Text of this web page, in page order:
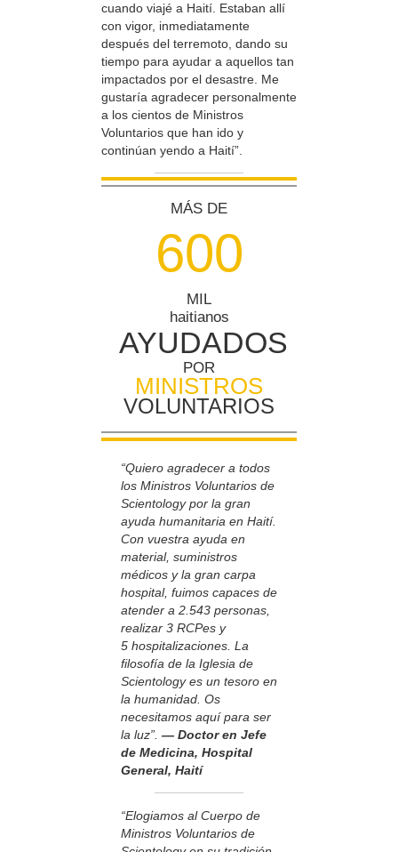
cuando viajé a Haití. Estaban allí
con vigor, inmediatamente
después del terremoto, dando su
tiempo para ayudar a aquellos tan
impactados por el desastre. Me
gustaría agradecer personalmente
a los cientos de Ministros
Voluntarios que han ido y
continúan yendo a Haití”.
MÁS DE
600
MIL
haitianos
AYUDADOS
POR
MINISTROS
VOLUNTARIOS
“Quiero agradecer a todos
los Ministros Voluntarios de
Scientology por la gran
ayuda humanitaria en Haití.
Con vuestra ayuda en
material, suministros
médicos y la gran carpa
hospital, fuimos capaces de
atender a 2.543 personas,
realizar 3 RCPes y
5 hospitalizaciones. La
filosofía de la Iglesia de
Scientology es un tesoro en
la humanidad. Os
necesitamos aquí para ser
la luz”. — Doctor en Jefe
de Medicina, Hospital
General, Haití
“Elogiamos al Cuerpo de
Ministros Voluntarios de